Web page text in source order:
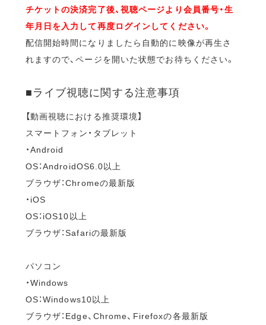
チケットの決済完了後、視聴ページより会員番号・生
年月日を入力して再度ログインしてください。
配信開始時間になりましたら自動的に映像が再生さ
れますので、ページを開いた状態でお待ちください。
■ライブ視聴に関する注意事項
【動画視聴における推奨環境】
スマートフォン・タブレット
・Android
OS：AndroidOS6.0以上
ブラウザ：Chromeの最新版
・iOS
OS：iOS10以上
ブラウザ：Safariの最新版
パソコン
・Windows
OS：Windows10以上
ブラウザ：Edge、Chrome、Firefoxの各最新版